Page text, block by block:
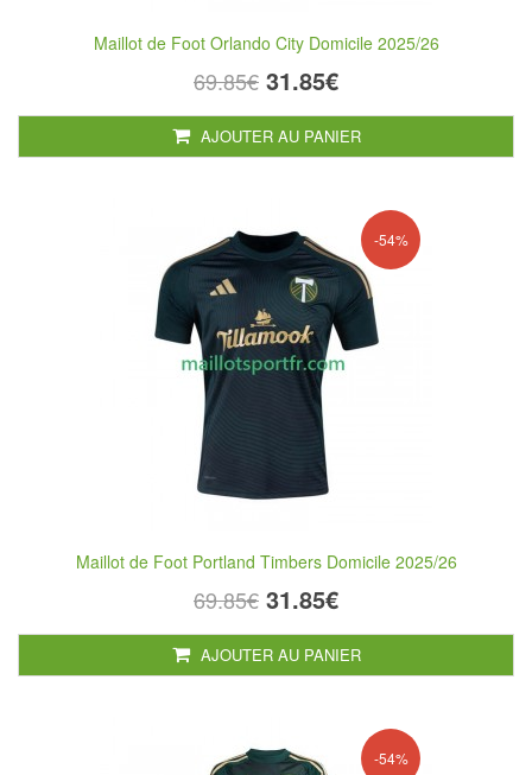
Maillot de Foot Orlando City Domicile 2025/26
69.85€ 31.85€
AJOUTER AU PANIER
-54%
Maillot de Foot Portland Timbers Domicile 2025/26
69.85€ 31.85€
AJOUTER AU PANIER
-54%